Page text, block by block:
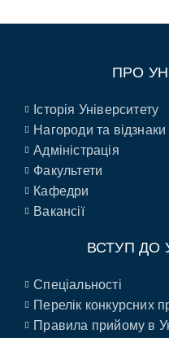
ПРО
Історія Університету
Нагороди та відзнаки
Адміністрація
Факультети
Кафедри
Вакансії
ВСТУП ДО
Спеціальності
Перелік конкурсних
Правила прийому в